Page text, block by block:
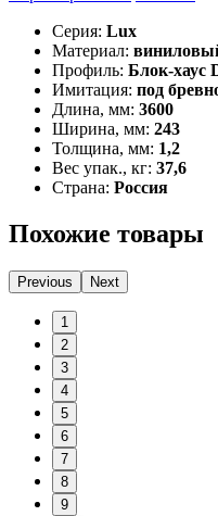
Серия: Lux
Материал:
Профиль: Блок-хаус
Имитация: под
Длина, мм: 3600
Ширина, мм: 243
Толщина, мм: 1,2
Вес упак., кг: 37,6
Страна: Россия
Похожие товары
Previous Next
1
2
3
4
5
6
7
8
9